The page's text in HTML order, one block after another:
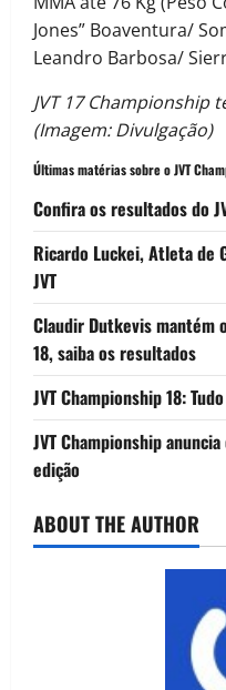
Jones” Boaventura/
Leandro Barbosa/
JVT 17 Championship
(Imagem: Divulgação)
Últimas matérias sobre o JVT
Confira os resultados do
Ricardo Luckei, Atleta de
JVT
Claudir Dutkevis mantém
18, saiba os resultados
JVT Championship 18:
JVT Championship
edição
ABOUT THE AUTHOR